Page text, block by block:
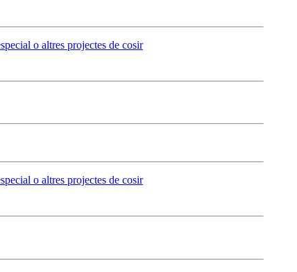
o altres projectes de cosir
o altres projectes de cosir